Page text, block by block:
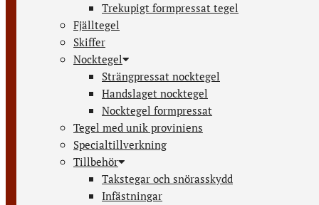
Trekupigt formpressat tegel
Fjälltegel
Skiffer
Nocktegel
Strängpressat nocktegel
Handslaget nocktegel
Nocktegel formpressat
Tegel med unik proviniens
Specialtillverkning
Tillbehör
Takstegar och snörasskydd
Infästningar